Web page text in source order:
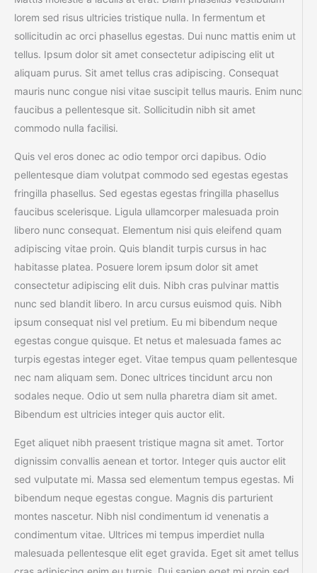
lorem sed risus ultricies tristique nulla. In fermentum et
sollicitudin ac orci phasellus egestas. Dui nunc mattis enim ut
tellus. Ipsum dolor sit amet consectetur adipiscing elit ut
aliquam purus. Sit amet tellus cras adipiscing. Consequat
mauris nunc congue nisi vitae suscipit tellus mauris. Enim nunc
faucibus a pellentesque sit. Sollicitudin nibh sit amet
commodo nulla facilisi.
Quis vel eros donec ac odio tempor orci dapibus. Odio
pellentesque diam volutpat commodo sed egestas egestas
fringilla phasellus. Sed egestas egestas fringilla phasellus
faucibus scelerisque. Ligula ullamcorper malesuada proin
libero nunc consequat. Elementum nisi quis eleifend quam
adipiscing vitae proin. Quis blandit turpis cursus in hac
habitasse platea. Posuere lorem ipsum dolor sit amet
consectetur adipiscing elit duis. Nibh cras pulvinar mattis
nunc sed blandit libero. In arcu cursus euismod quis. Nibh
ipsum consequat nisl vel pretium. Eu mi bibendum neque
egestas congue quisque. Et netus et malesuada fames ac
turpis egestas integer eget. Vitae tempus quam pellentesque
nec nam aliquam sem. Donec ultrices tincidunt arcu non
sodales neque. Odio ut sem nulla pharetra diam sit amet.
Bibendum est ultricies integer quis auctor elit.
Eget aliquet nibh praesent tristique magna sit amet. Tortor
dignissim convallis aenean et tortor. Integer quis auctor elit
sed vulputate mi. Massa sed elementum tempus egestas. Mi
bibendum neque egestas congue. Magnis dis parturient
montes nascetur. Nibh nisl condimentum id venenatis a
condimentum vitae. Ultrices mi tempus imperdiet nulla
malesuada pellentesque elit eget gravida. Eget sit amet tellus